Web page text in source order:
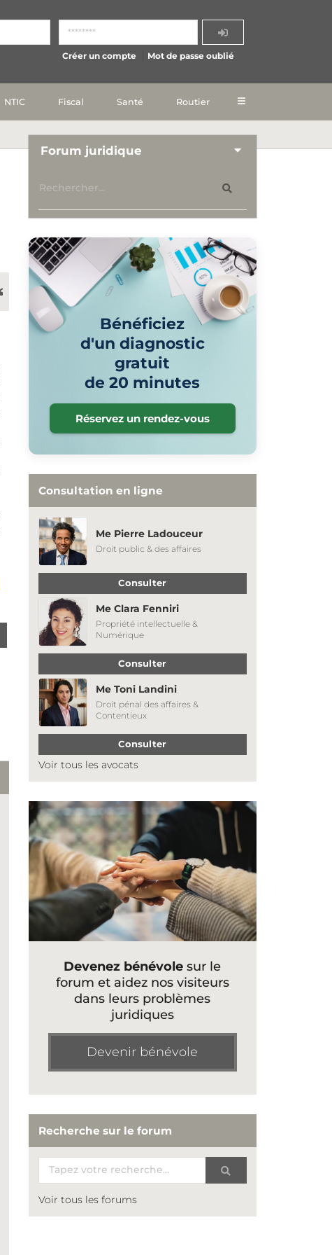
Créer un compte Mot de passe oublié
NTIC Fiscal Santé Routier
Forum juridique
Bénéficiez
d'un diagnostic
gratuit
de 20 minutes
Réservez un rendez-vous
Consultation en ligne
Me Pierre Ladouceur
Droit public & des affaires
Consulter
Me Clara Fenniri
Propriété intellectuelle &
Numérique
Consulter
Me Toni Landini
Droit pénal des affaires &
Contentieux
Consulter
Voir tous les avocats
Devenez bénévole sur le
forum et aidez nos visiteurs
dans leurs problèmes
juridiques
Devenir bénévole
Recherche sur le forum
Voir tous les forums